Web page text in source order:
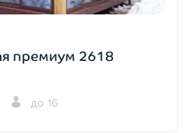
премиум 2618
до 16